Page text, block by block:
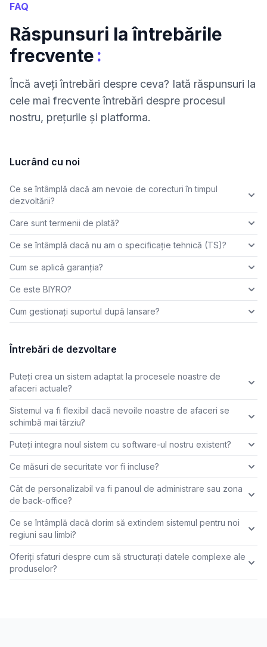
FAQ
Răspunsuri la întrebările
frecvente:
Încă aveți întrebări despre ceva? Iată răspunsuri la
cele mai frecvente întrebări despre procesul
nostru, prețurile și platforma.
Lucrând cu noi
Ce se întâmplă dacă am nevoie de corecturi în timpul
dezvoltării?
Care sunt termenii de plată?
Ce se întâmplă dacă nu am o specificație tehnică (TS)?
Cum se aplică garanția?
Ce este BIYRO?
Cum gestionați suportul după lansare?
Întrebări de dezvoltare
Puteți crea un sistem adaptat la procesele noastre de
afaceri actuale?
Sistemul va fi flexibil dacă nevoile noastre de afaceri se
schimbă mai târziu?
Puteți integra noul sistem cu software-ul nostru existent?
Ce măsuri de securitate vor fi incluse?
Cât de personalizabil va fi panoul de administrare sau zona
de back-office?
Ce se întâmplă dacă dorim să extindem sistemul pentru noi
regiuni sau limbi?
Oferiți sfaturi despre cum să structurați datele complexe ale
produselor?